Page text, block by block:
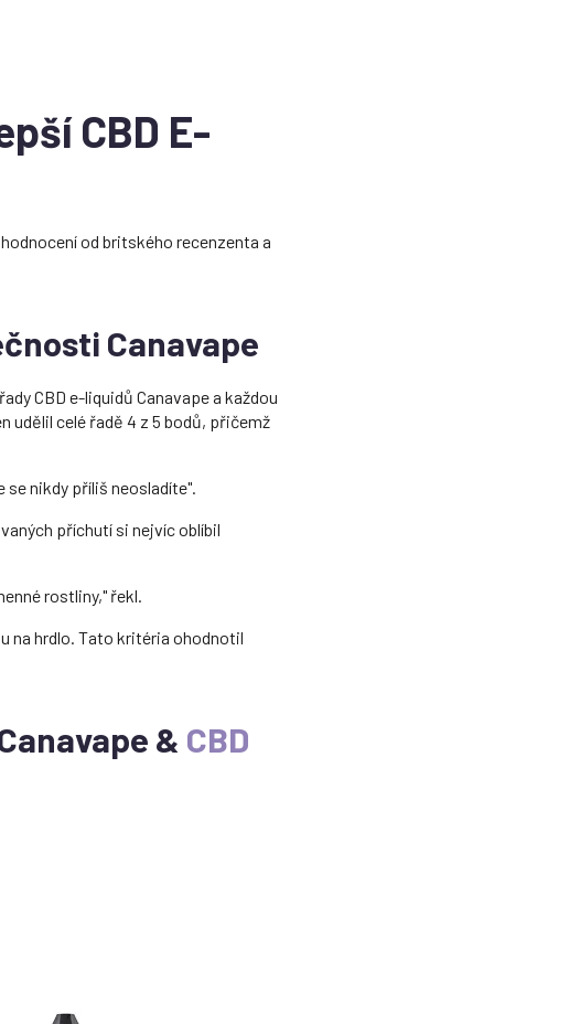
CBD E-
od britského recenzenta a
Canavape
CBD e-liquidů Canavape a každou
udělil celé řadě 4 z 5 bodů, přičemž
se nikdy příliš neosladíte".
příchutí si nejvíc oblíbil
rostliny," řekl.
na hrdlo. Tato kritéria ohodnotil
& CBD